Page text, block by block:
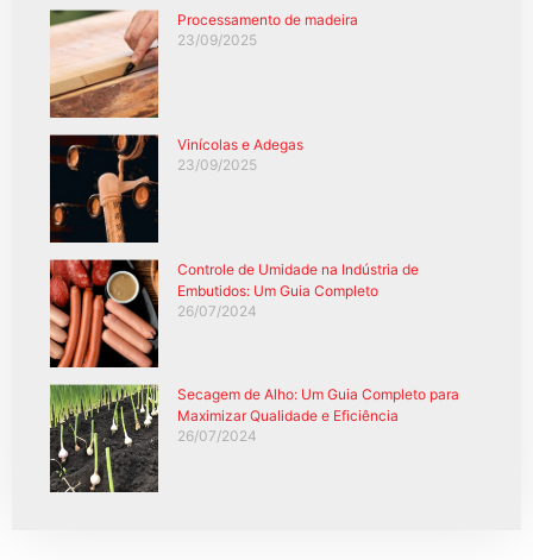
Processamento de madeira
23/09/2025
Vinícolas e Adegas
23/09/2025
Controle de Umidade na Indústria de
Embutidos: Um Guia Completo
26/07/2024
Secagem de Alho: Um Guia Completo para
Maximizar Qualidade e Eficiência
26/07/2024